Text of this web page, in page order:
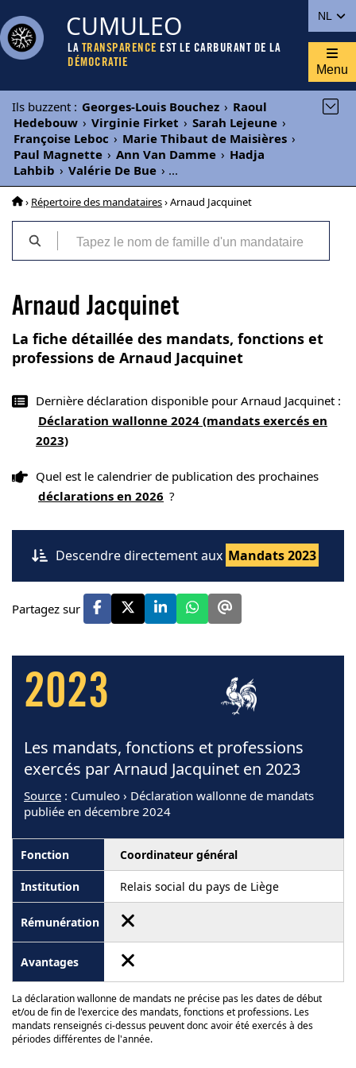
NL
CUMULEO
LA TRANSPARENCE EST LE CARBURANT DE LA
DÉMOCRATIE
Menu
Ils buzzent : Georges-Louis Bouchez › Raoul
Hedebouw › Virginie Firket › Sarah Lejeune ›
Françoise Leboc › Marie Thibaut de Maisières ›
Paul Magnette › Ann Van Damme › Hadja
Lahbib › Valérie De Bue › ...
› Répertoire des mandataires› Arnaud Jacquinet
Arnaud Jacquinet
La fiche détaillée des mandats, fonctions et
professions de Arnaud Jacquinet
Dernière déclaration disponible pour Arnaud Jacquinet :
Déclaration wallonne 2024 (mandats exercés en
2023)
Quel est le calendrier de publication des prochaines
déclarations en 2026 ?
Descendre directement aux Mandats 2023
Partagez sur
2023
Les mandats, fonctions et professions
exercés par Arnaud Jacquinet en 2023
Source : Cumuleo › Déclaration wallonne de mandats
publiée en décembre 2024
Coordinateur général
Relais social du pays de Liège
La déclaration wallonne de mandats ne précise pas les dates de début
et/ou de fin de l'exercice des mandats, fonctions et professions. Les
mandats renseignés ci-dessus peuvent donc avoir été exercés à des
périodes différentes de l'année.